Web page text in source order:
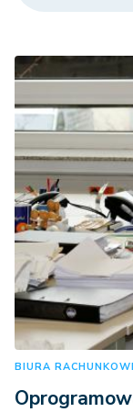
BIURA